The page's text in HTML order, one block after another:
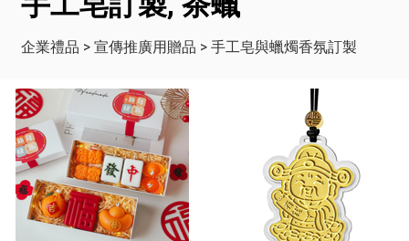
企業禮品 > 宣傳推廣用贈品 > 手工皂與蠟燭香氛訂製